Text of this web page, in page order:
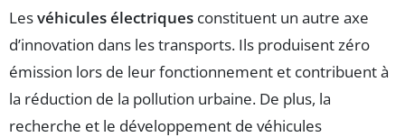
Lesvéhicules électriques constituent un autre axe
d’innovation dans les transports. Ils produisent zéro
émission lors de leur fonctionnement et contribuent à
la réduction de la pollution urbaine. De plus, la
recherche et le développement de véhicules